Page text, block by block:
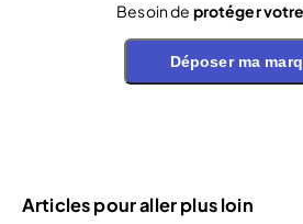
Besoin de protéger
Déposer ma
Articles pour aller plus loin